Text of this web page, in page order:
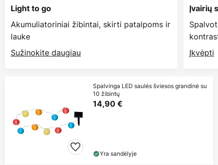
Light to go
Akumuliatoriniai žibintai, skirti patalpoms ir
lauke
Sužinokite daugiau
Įvairių
Įkvėpti
Spalvinga LED saulės šviesos grandinė su
10 žibintų
14,90 €
Yra sandėlyje